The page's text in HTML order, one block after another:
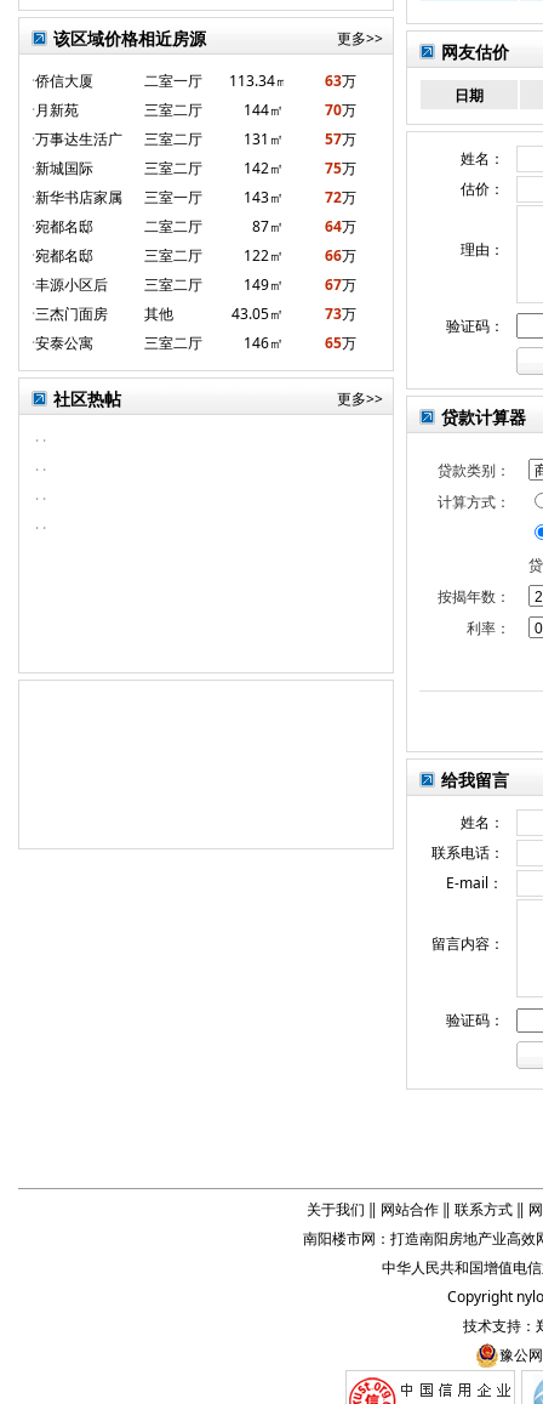
无税
网友估价
日期
姓名：
估价：
理由：
验证码：
贷款计算器
贷款类别：
计算方式：
按揭年数：
利率：
给我留言
姓名：
联系电话：
E-mail：
留言内容：
验证码：
该区域价格相近房源 更多>>
·侨信大厦 二室一厅 113.34㎡ 63万
·月新苑 三室二厅 144㎡ 70万
·万事达生活广 三室二厅 131㎡ 57万
·新城国际 三室二厅 142㎡ 75万
·新华书店家属 三室一厅 143㎡ 72万
·宛都名邸 二室二厅 87㎡ 64万
·宛都名邸 三室二厅 122㎡ 66万
·丰源小区后 三室二厅 149㎡ 67万
·三杰门面房 其他 43.05㎡ 73万
·安泰公寓 三室二厅 146㎡ 65万
社区热帖 更多>>
· ·
· ·
· ·
· ·
关于我们 ‖ 网站合作‖ 联系方式‖
南阳楼市网 ：打造南阳房地产业高效
中华人民共和国增值电
Copyright
技术支持：
豫公